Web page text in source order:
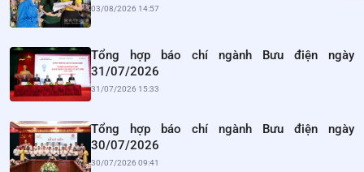
03/08/2026 14:57
Tổng hợp báo chí ngành Bưu điện ngày
31/07/2026
31/07/2026 15:33
Tổng hợp báo chí ngành Bưu điện ngày
30/07/2026
30/07/2026 09:41